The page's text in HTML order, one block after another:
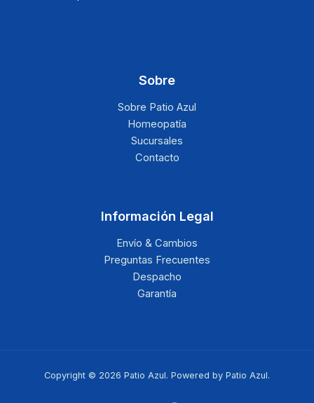
Sobre
Sobre Patio Azul
Homeopatía
Sucursales
Contacto
Información Legal
Envío & Cambios
Preguntas Frecuentes
Despacho
Garantía
Copyright © 2026 Patio Azul. Powered by Patio Azul.